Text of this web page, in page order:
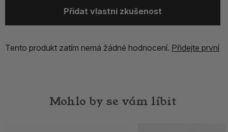
Přidat vlastní zkušenost
Tento produkt zatím nemá žádné hodnocení. Přidejte první
Mohlo by se vám líbit